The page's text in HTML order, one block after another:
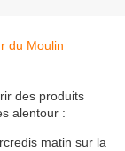
des produits
alentour :
matin sur la